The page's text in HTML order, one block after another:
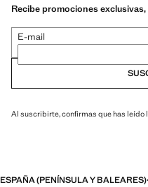
Recibe promociones
E-mail
Al suscribirte, confirmas que has leído
ESPAÑA (PENÍNSULA Y BALEARES)·